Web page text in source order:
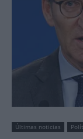
Últimas noticias